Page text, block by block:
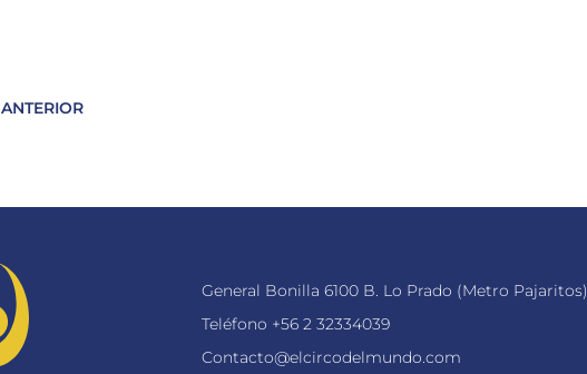
ANTERIOR
General Bonilla 6100 B. Lo Prado (Metro Pajaritos)
Teléfono +56 2 32334039
Contacto@elcircodelmundo.com